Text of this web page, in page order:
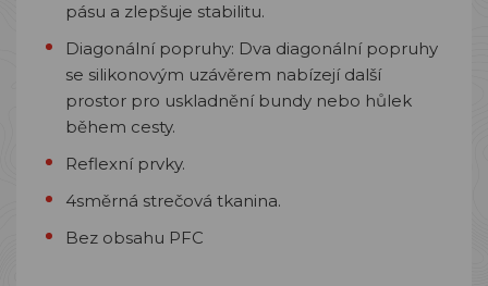
pásu a zlepšuje stabilitu.
Diagonální popruhy: Dva diagonální popruhy
se silikonovým uzávěrem nabízejí další
prostor pro uskladnění bundy nebo hůlek
během cesty.
Reflexní prvky.
4směrná strečová tkanina.
Bez obsahu PFC